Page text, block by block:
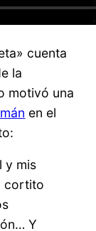
cuenta
la
motivó una
en el
y mis
cortito
Y